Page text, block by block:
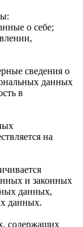
о себе;
сведения о
данных
в
на
и законных
данных,
данных.
содержащих